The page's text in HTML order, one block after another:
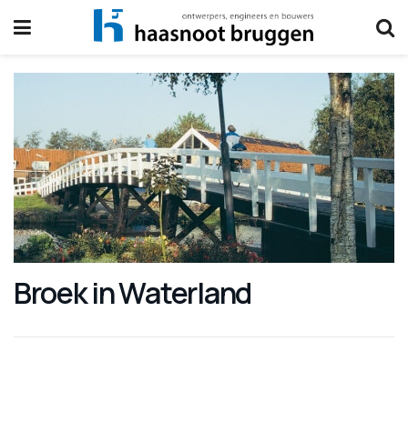
Broek in Waterland